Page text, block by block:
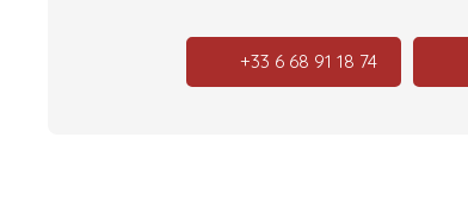
+33 6 68 91 18 74